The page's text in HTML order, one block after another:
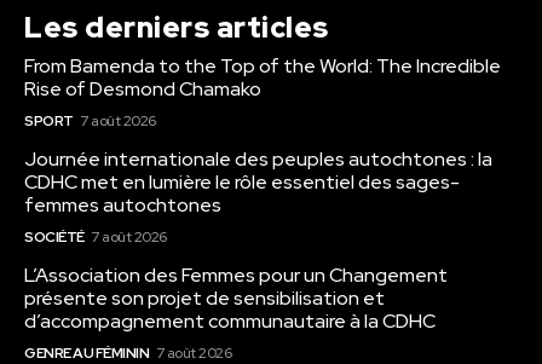
Les derniers articles
From Bamenda to the Top of the World: The Incredible
Rise of Desmond Chamako
SPORT 7 août 2026
Journée internationale des peuples autochtones : la
CDHC met en lumière le rôle essentiel des sages-
femmes autochtones
SOCIÉTÉ 7 août 2026
L’Association des Femmes pour un Changement
présente son projet de sensibilisation et
d’accompagnement communautaire à la CDHC
GENRE AU FÉMININ 7 août 2026